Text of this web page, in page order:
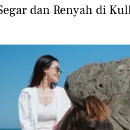
dan Renyah di